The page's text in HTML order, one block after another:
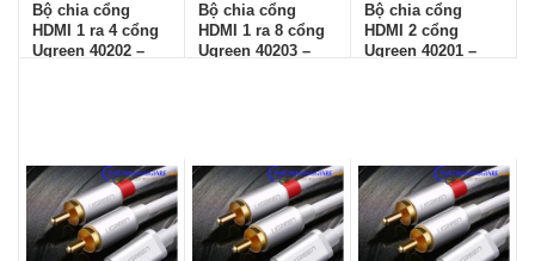
Bộ chia cổng
HDMI 1 ra 4 cổng
Ugreen 40202 –
Bộ chia cổng
HDMI 1 ra 8 cổng
Ugreen 40203 –
Bộ chia cổng
HDMI 2 cổng
Ugreen 40201 –